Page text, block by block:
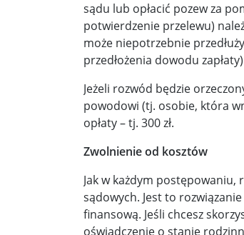
sądu lub opłacić pozew za
potwierdzenie przelewu)
może niepotrzebnie
przedłożenia dowodu
Jeżeli rozwód będzie
powodowi (tj. osobie, która
opłaty – tj. 300 zł.
Zwolnienie od kosztów
Jak w każdym
sądowych. Jest to
finansową. Jeśli chcesz
oświadczenie o stanie